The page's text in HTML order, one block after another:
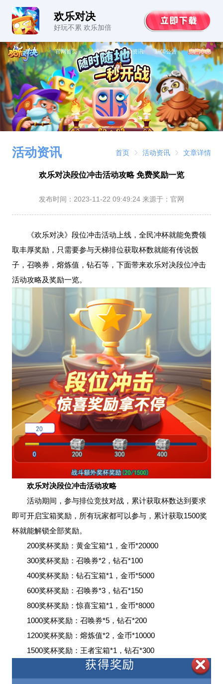
欢乐对决
好玩不累 欢乐加倍
官网首页 游戏资料 活动资讯 新闻公告
活动资讯 首页 活动资讯 文章详情
欢乐对决段位冲击活动攻略 免费奖励一览
发布时间： 2023-11-22 09:49:24 来源于：官网
《欢乐对决》段位冲击活动上线，全民冲杯就能免费领
取丰厚奖励，只需要参与天梯排位获取杯数就能有传说骰
子，召唤券，熔炼值，钻石等，下面带来欢乐对决段位冲击
活动攻略及奖励一览。
欢乐对决段位冲击活动攻略
活动期间，参与排位竞技对战，累计获取杯数达到要求
即可开启宝箱奖励，所有玩家都可以参与，累计获取1500奖
杯就能解锁全部奖励。
200奖杯奖励：黄金宝箱*1，金币*20000
300奖杯奖励：召唤券*2，钻石*100
400奖杯奖励：钻石宝箱*1，金币*5000
600奖杯奖励：召唤券*3，钻石*150
800奖杯奖励：惊喜宝箱*1，金币*8000
1000奖杯奖励：召唤券*5，钻石*200
1200奖杯奖励：熔炼值*2，金币*10000
1500奖杯奖励：王者宝箱*1，钻石*300